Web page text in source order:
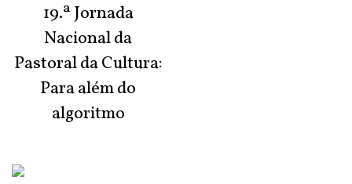
19.ª Jornada
Nacional da
Pastoral da Cultura:
Para além do
algoritmo